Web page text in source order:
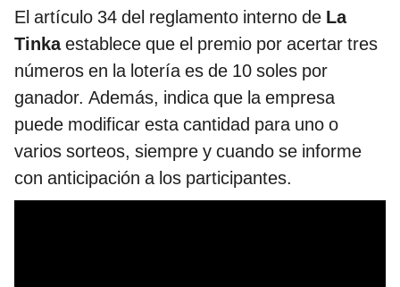
El artículo 34 del reglamento interno de La
Tinkaestablece que el premio por acertar tres
números en la lotería es de 10 soles por
ganador. Además, indica que la empresa
puede modificar esta cantidad para uno o
varios sorteos, siempre y cuando se informe
con anticipación a los participantes.